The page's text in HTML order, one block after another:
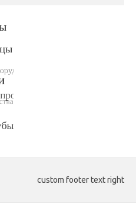
custom footer text right